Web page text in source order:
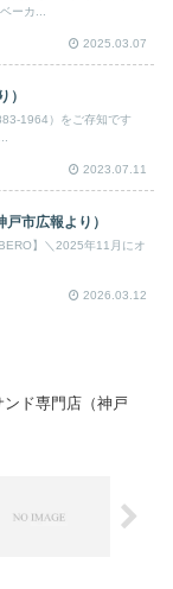
ーカ...
2025.03.07
）
1964）をご存知です
2023.07.11
市広報より）
】＼2025年11月にオ
2026.03.12
ド専門店（神戸